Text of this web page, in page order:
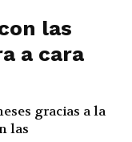
las
a cara
gracias a la
las